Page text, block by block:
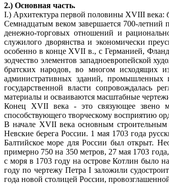
2.) Основная часть.
I.) Архитектура первой половины XVIII века:
Семнадцатым веком завершается 700-летний
денежно-торговых отношений и
служилого дворянства и экономически
особенно в конце XVII в., с Германией,
зодчество элементов западноевропейской
братских народов, во многом исходящих
административных зданий, промышленных
государственной власти сопровождалась
материалы и осваиваются масштабные
Конец XVII века - это связующее звено
способствующего творческому восприятию
В начале XVII века основным строительным
Невские берега России. 1 мая 1703 года
Балтийское море для России был открыт.
примерно 750 на 350 метров, 27 мая 1703
с моря в 1703 году на острове Котлин было
году по чертежу Петра I заложили
года новой столицей России,